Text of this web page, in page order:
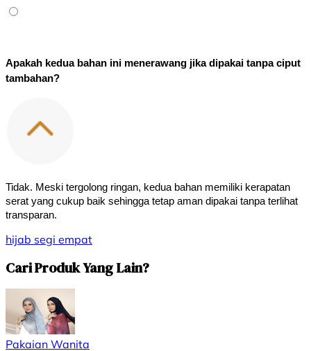
Apakah kedua bahan ini menerawang jika dipakai tanpa ciput
tambahan?
Tidak. Meski tergolong ringan, kedua bahan memiliki kerapatan
serat yang cukup baik sehingga tetap aman dipakai tanpa terlihat
transparan.
hijab segi empat
Cari Produk Yang Lain?
Pakaian Wanita